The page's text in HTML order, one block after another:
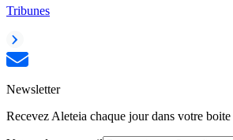
Tribunes
Newsletter
Recevez Aleteia chaque jour dans votre